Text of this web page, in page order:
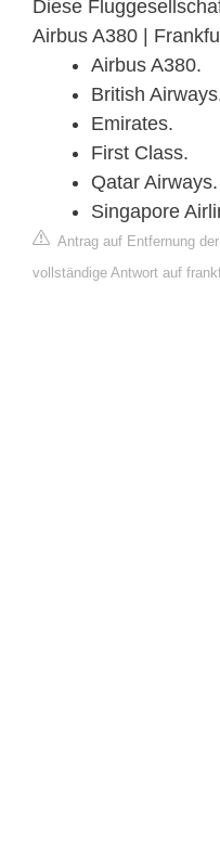
Diese
Airbus A380 |
Airbus A380.
British
Emirates.
First Class.
Qatar Airways.
Singapore
Antrag auf Entfernung
vollständige Antwort auf